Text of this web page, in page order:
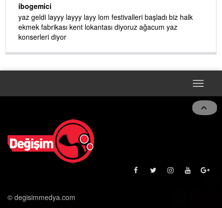
ibogemici
yaz geldi layyy layyy layy lom festivalleri başladı biz halk
ekmek fabrikası kent lokantası diyoruz ağacum yaz
konserleri diyor
Toggle
© degisimmedya.com